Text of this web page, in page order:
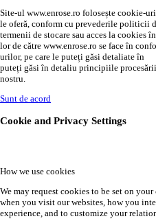
Site-ul www.enrose.ro folosește cookie-
le oferă, conform cu prevederile politicii
termenii de stocare sau acces la cookies
lor de către www.enrose.ro se face în
urilor, pe care le puteți găsi detaliate în
puteți găsi în detaliu principiile
nostru.
Sunt de acord
Cookie and Privacy Settings
How we use cookies
We may request cookies to be set on
when you visit our websites, how you
experience, and to customize your